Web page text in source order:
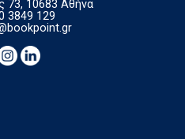
73, 10683 Αθήνα
3849 129